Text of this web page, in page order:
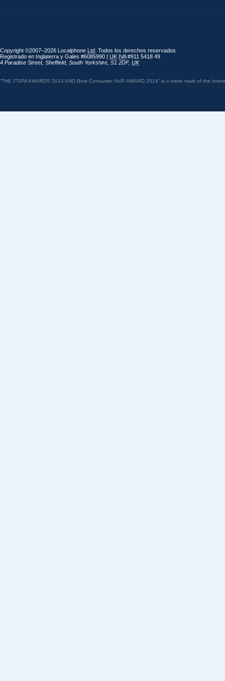
Copyright ©2007–2026 Localphone Ltd . Todos los derechos reservados
Registrado en Inglaterra y Gales #6085990 | UK IVA#911 5418 49
4 Paradise Street, Sheffield, South Yorkshire S1 2DF, UK
“THE ITSPA AWARDS 2014 AND Best Consumer VoIP AWARD 2014” is a trade mark of the